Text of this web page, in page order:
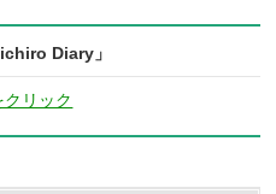
Diary」
リック